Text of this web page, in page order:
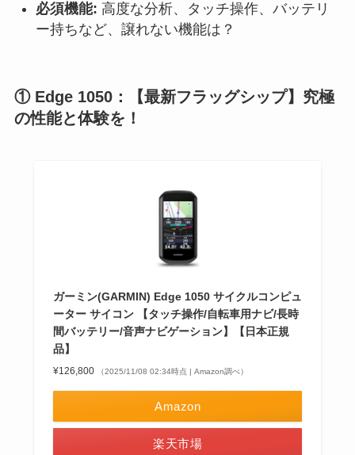
必須機能: 高度な分析、タッチ操作、バッテリ
ー持ちなど、譲れない機能は？
① Edge 1050：【最新フラッグシップ】究極
の性能と体験を！
ガーミン(GARMIN) Edge 1050 サイクルコンピュ
ーター サイコン 【タッチ操作/自転車用ナビ/長時
間バッテリー/音声ナビゲーション】【日本正規
品】
¥126,800 （2025/11/08 02:34時点 | Amazon調べ）
Amazon
楽天市場